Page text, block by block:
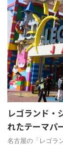
レゴランド・
れたテーマパ
名古屋の「レゴラ